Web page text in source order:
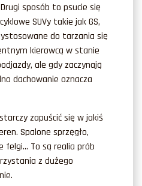
sposób to psucie się
SUVy takie jak GS,
do tarzania się
kierowcą w stanie
ale gdy zaczynają
dachowanie oznacza
zapuścić się w jakiś
Spalone sprzęgło,
felgi… To są realia prób
z dużego